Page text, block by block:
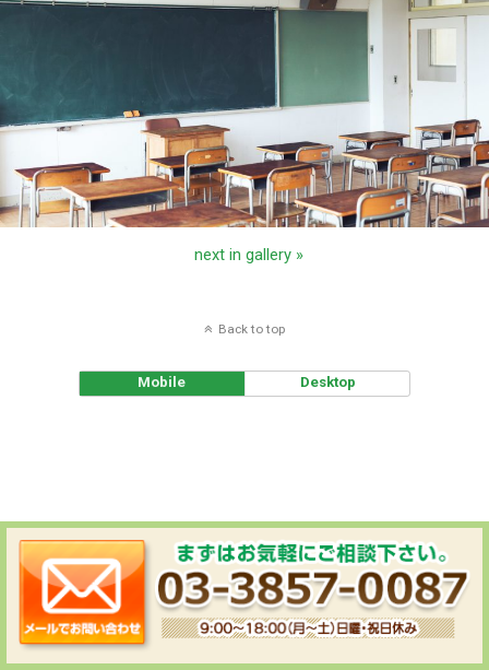
next in gallery »
Back to top
Mobile Desktop